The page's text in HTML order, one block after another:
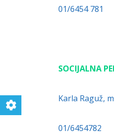
01/6454 781
SOCIJALNA
Karla Raguž,
01/6454782